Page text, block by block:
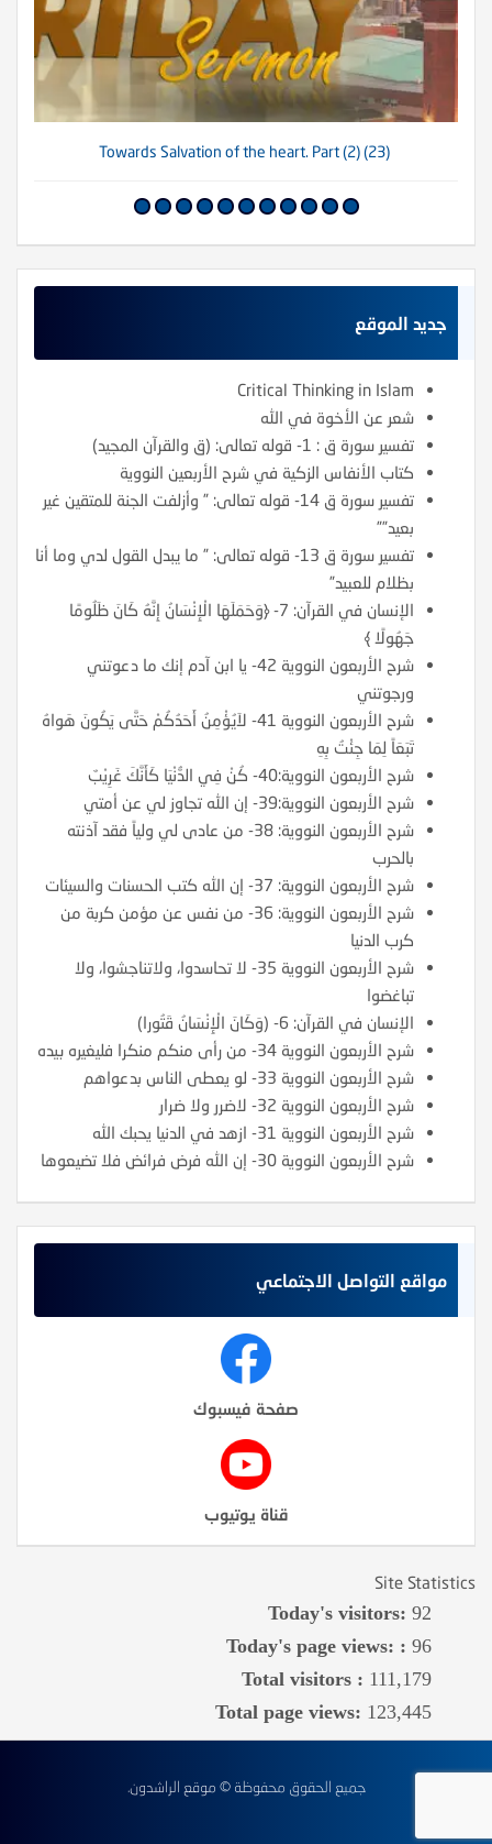
(23) Towards Salvation of the heart. Part (2)
جديد الموقع
Critical Thinking in Islam
شعر عن الأخوة في الله
تفسير سورة ق : 1- قوله تعالى: (ق والقرآن المجيد)
كتاب الأنفاس الزكية في شرح الأربعين النووية
تفسير سورة ق 14- قوله تعالى: ” وأزلفت الجنة للمتقين غير
بعيد””
تفسير سورة ق 13- قوله تعالى: ” ما يبدل القول لدي وما أنا
بظلام للعبيد”
الإنسان في القرآن: 7- ﴿وَحَمَلَهَا الْإِنْسَانُ إِنَّهُ كَانَ ظَلُومًا
جَهُولًا ﴾
شرح الأربعون النووية 42- يا ابن آدم إنك ما دعوتني
ورجوتني
شرح الأربعون النووية 41- لاَيُؤْمِنُ أَحَدُكُمْ حَتَّى يَكُونَ هَواهُ
تَبَعَاً لِمَا جِئْتُ بِهِ
شرح الأربعون النووية:40- كُنْ فِي الدُّنْيَا كَأَنَّكَ غَرِيْبٌ
شرح الأربعون النووية:39- إن الله تجاوز لي عن أمتي
شرح الأربعون النووية: 38- من عادى لي ولياً فقد آذنته
بالحرب
شرح الأربعون النووية: 37- إن الله كتب الحسنات والسيئات
شرح الأربعون النووية: 36- من نفس عن مؤمن كربة من
كرب الدنيا
شرح الأربعون النووية 35- لا تحاسدوا، ولاتناجشوا، ولا
تباغضوا
الإنسان في القرآن: 6- (وَكَانَ الْإِنْسَانُ قَتُورا)
شرح الأربعون النووية 34- من رأى منكم منكرا فليغيره بيده
شرح الأربعون النووية 33- لو يعطى الناس بدعواهم
شرح الأربعون النووية 32- لاضرر ولا ضرار
شرح الأربعون النووية 31- ازهد في الدنيا يحبك الله
شرح الأربعون النووية 30- إن الله فرض فرائض فلا تضيعوها
مواقع التواصل الاجتماعي
صفحة فيسبوك
قناة يوتيوب
Site Statistics
Today's visitors: 92
Today's page views: : 96
Total visitors : 111,179
Total page views: 123,445
جميع الحقوق محفوظة © موقع الراشدون.